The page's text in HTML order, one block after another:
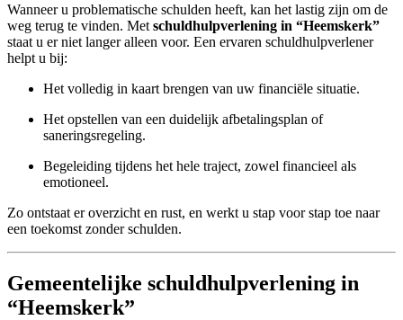
Wanneer u problematische schulden heeft, kan het lastig zijn om de
weg terug te vinden. Met schuldhulpverlening in “Heemskerk”
staat u er niet langer alleen voor. Een ervaren schuldhulpverlener
helpt u bij:
Het volledig in kaart brengen van uw financiële situatie.
Het opstellen van een duidelijk afbetalingsplan of
saneringsregeling.
Begeleiding tijdens het hele traject, zowel financieel als
emotioneel.
Zo ontstaat er overzicht en rust, en werkt u stap voor stap toe naar
een toekomst zonder schulden.
Gemeentelijke schuldhulpverlening in
“Heemskerk”